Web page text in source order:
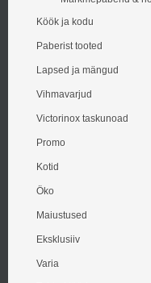
Köök ja kodu
Paberist tooted
Lapsed ja mängud
Vihmavarjud
Victorinox taskunoad
Promo
Kotid
Öko
Maiustused
Eksklusiiv
Varia